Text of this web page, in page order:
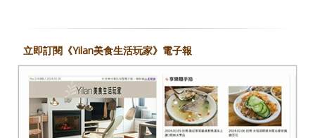
立即訂閱《Yilan美食生活玩家》電子報